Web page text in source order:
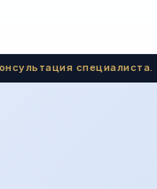
специалиста.